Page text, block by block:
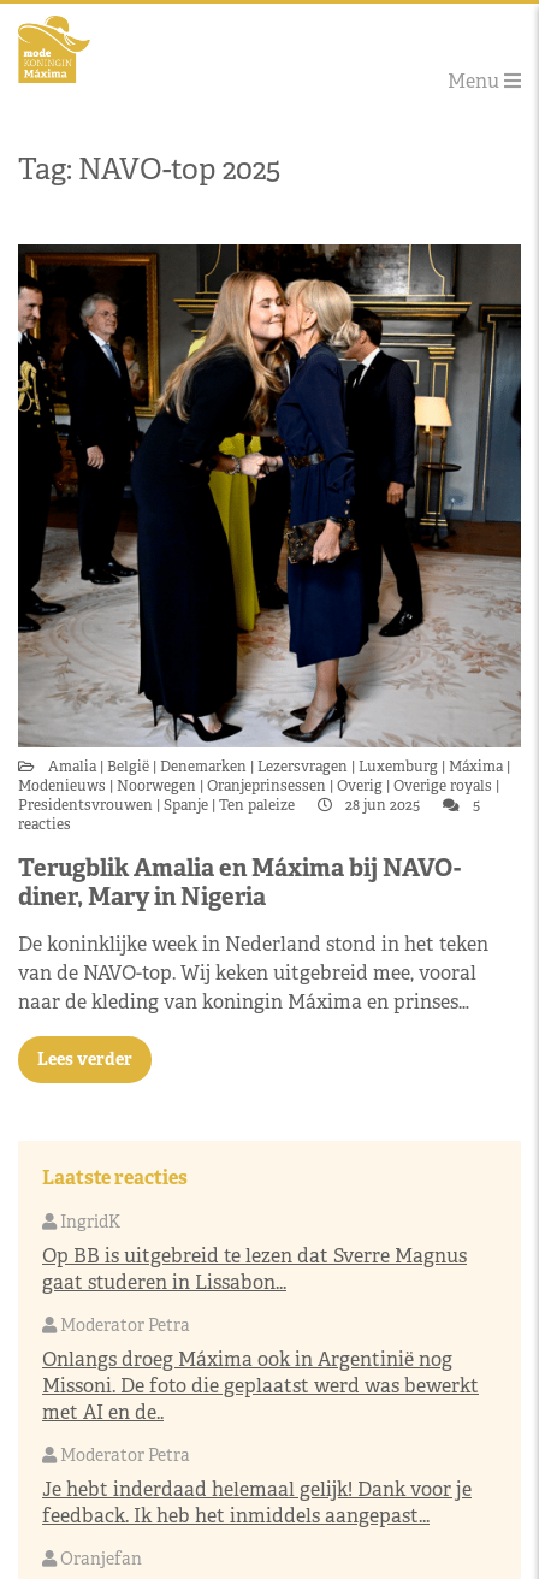
Menu
Tag: NAVO-top 2025
Amalia België Denemarken Lezersvragen Luxemburg Máxima
Modenieuws
Noorwegen Oranjeprinsessen Overig Overige royals
Presidentsvrouwen Spanje Ten paleize 28 jun 2025
5
reacties
Terugblik Amalia en Máxima bij NAVO-
diner, Mary in Nigeria
De koninklijke week in Nederland stond in het teken
van de NAVO-top. Wij keken uitgebreid mee, vooral
naar de kleding van koningin Máxima en prinses…
Lees verder
Laatste reacties
IngridK
Op BB is uitgebreid te lezen dat Sverre Magnus
gaat studeren in Lissabon...
Moderator Petra
Onlangs droeg Máxima ook in Argentinië nog
Missoni. De foto die geplaatst werd was bewerkt
met AI en de..
Moderator Petra
Je hebt inderdaad helemaal gelijk! Dank voor je
feedback. Ik heb het inmiddels aangepast...
Oranjefan